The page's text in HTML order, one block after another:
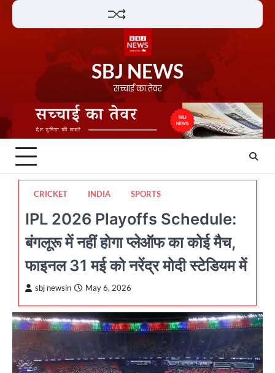
Skip
SBJ NEWS
सच्चाई का तेवर
CRICKET INDIA SPORTS
IPL 2026 Playoffs Schedule:
बंगलूरू में नहीं होगा प्लेऑफ का कोई मैच,
फाइनल 31 मई को नरेंद्र मोदी स्टेडियम में
sbj newsin May 6, 2026